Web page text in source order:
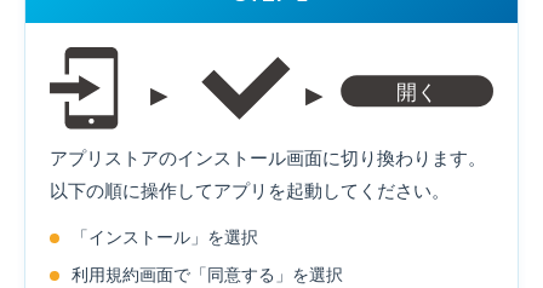
アプリストアのインストール画面に切り換わります。
以下の順に操作してアプリを起動してください。
「インストール」を選択
利用規約画面で「同意する」を選択